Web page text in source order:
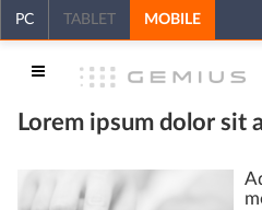
PC TABLET MOBILE
Lorem ipsum dolor sit